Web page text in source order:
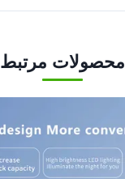
محصولات مرتبط